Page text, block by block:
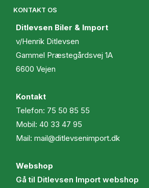
KONTAKT OS
Ditlevsen Biler & Import
v/Henrik Ditlevsen
Gammel Præstegårdsvej 1A
6600 Vejen
Kontakt
Telefon: 75 50 85 55
Mobil: 40 33 47 95
Mail: mail@ditlevsenimport.dk
Webshop
Gå til Ditlevsen Import webshop